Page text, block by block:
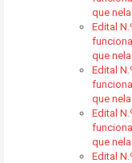
que
Edital
que
Edital
que
Edital
que
Edital